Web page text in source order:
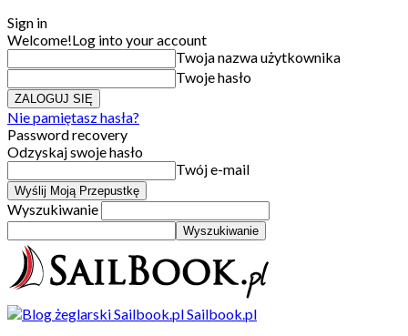
Sign in
Welcome!Log into your account
Twoja nazwa użytkownika
Twoje hasło
Nie pamiętasz hasła?
Password recovery
Odzyskaj swoje hasło
Twój e-mail
Wyszukiwanie
Sailbook.pl